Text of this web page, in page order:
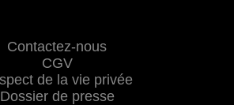
Contactez-nous
CGV
de la vie privée
Dossier de presse